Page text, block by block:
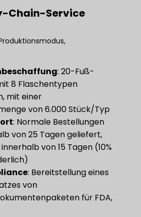
Chain-Service
​: 20-Fuß-
8 Flaschentypen
mit einer
von 6.000 Stück/Typ
​: Normale Bestellungen
von 25 Tagen geliefert,
von 15 Tagen (10%
​: Bereitstellung eines
von
für FDA,